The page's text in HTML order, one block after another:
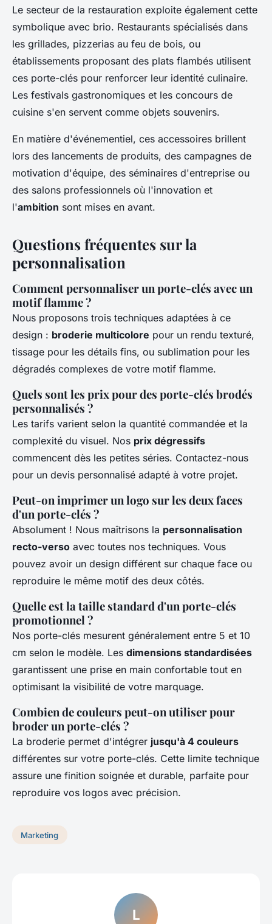
Le secteur de la restauration exploite également cette
symbolique avec brio. Restaurants spécialisés dans
les grillades, pizzerias au feu de bois, ou
établissements proposant des plats flambés utilisent
ces porte-clés pour renforcer leur identité culinaire.
Les festivals gastronomiques et les concours de
cuisine s'en servent comme objets souvenirs.
En matière d'événementiel, ces accessoires brillent
lors des lancements de produits, des campagnes de
motivation d'équipe, des séminaires d'entreprise ou
des salons professionnels où l'innovation et
l'ambition sont mises en avant.
Questions fréquentes sur la
personnalisation
Comment personnaliser un porte-clés avec un
motif flamme ?
Nous proposons trois techniques adaptées à ce
design : broderie multicolore pour un rendu texturé,
tissage pour les détails fins, ou sublimation pour les
dégradés complexes de votre motif flamme.
Quels sont les prix pour des porte-clés brodés
personnalisés ?
Les tarifs varient selon la quantité commandée et la
complexité du visuel. Nos prix dégressifs
commencent dès les petites séries. Contactez-nous
pour un devis personnalisé adapté à votre projet.
Peut-on imprimer un logo sur les deux faces
d'un porte-clés ?
Absolument ! Nous maîtrisons la personnalisation
recto-verso avec toutes nos techniques. Vous
pouvez avoir un design différent sur chaque face ou
reproduire le même motif des deux côtés.
Quelle est la taille standard d'un porte-clés
promotionnel ?
Nos porte-clés mesurent généralement entre 5 et 10
cm selon le modèle. Les dimensions standardisées
garantissent une prise en main confortable tout en
optimisant la visibilité de votre marquage.
Combien de couleurs peut-on utiliser pour
broder un porte-clés ?
La broderie permet d'intégrer jusqu'à 4 couleurs
différentes sur votre porte-clés. Cette limite technique
assure une finition soignée et durable, parfaite pour
reproduire vos logos avec précision.
Marketing
L